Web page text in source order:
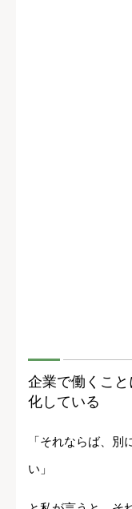
企業で働くこ
化している
「それならば、
い」